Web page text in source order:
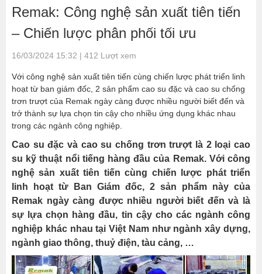
Remak: Công nghệ sản xuất tiên tiến
– Chiến lược phân phối tối ưu
16/03/2024 15:32 | 412 Lượt xem
Với công nghệ sản xuất tiên tiến cùng chiến lược phát triển linh
hoạt từ ban giám đốc, 2 sản phẩm cao su đặc và cao su chống
trơn trượt của Remak ngày càng được nhiều người biết đến và
trở thành sự lựa chọn tin cậy cho nhiều ứng dụng khác nhau
trong các ngành công nghiệp.
Cao su đặc và cao su chống trơn trượt là 2 loại cao
su kỹ thuật nổi tiếng hàng đầu của Remak. Với công
nghệ sản xuất tiên tiến cùng chiến lược phát triển
linh hoạt từ Ban Giám đốc, 2 sản phẩm này của
Remak ngày càng được nhiều người biết đến và là
sự lựa chọn hàng đầu, tin cậy cho các ngành công
nghiệp khác nhau tại Việt Nam như ngành xây dựng,
ngành giao thông, thuỷ điện, tàu cảng, …